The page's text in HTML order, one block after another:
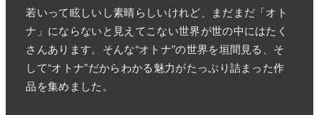
若いって眩しいし素晴らしいけれど、まだまだ「オト
ナ」にならないと見えてこない世界が世の中にはたく
さんあります。そんな“オトナ”の世界を垣間見る、そ
して“オトナ”だからわかる魅力がたっぷり詰まった作
品を集めました。